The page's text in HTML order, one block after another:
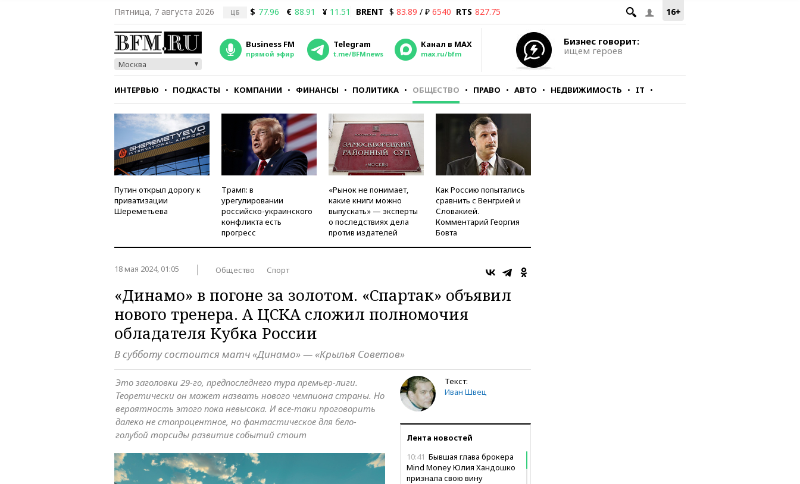
16+
Пятница, 7 августа 2026 ЦБ $ 77.96 € 88.91 ¥ 11.51 BRENT $ 83.89 / ₽ 6540 RTS 827.75
Москва
Business FM
прямой эфир
Telegram
t.me/BFMnews
Канал в MAX
max.ru/bfm
Бизнес говорит:
ищем героев
ИНТЕРВЬЮ ПОДКАСТЫ КОМПАНИИ ФИНАНСЫ ПОЛИТИКА ОБЩЕСТВО ПРАВО АВТО НЕДВИЖИМОСТЬ IT
СТИЛЬ ТЕСТЫ
Путин открыл дорогу к
приватизации
Шереметьева
Трамп: в
урегулировании
российско-украинского
конфликта есть
прогресс
«Рынок не понимает,
какие книги можно
выпускать» — эксперты
о последствиях дела
против издателей
Как Россию попытались
сравнить с Венгрией и
Словакией.
Комментарий Георгия
Бовта
18 мая 2024, 01:05 Общество Спорт
«Динамо» в погоне за золотом. «Спартак» объявил
нового тренера. А ЦСКА сложил полномочия
обладателя Кубка России
В субботу состоится матч «Динамо» — «Крылья Советов»
Текст:
Иван Швец
Лента новостей
10:41 Бывшая глава брокера
Mind Money Юлия Хандошко
признала свою вину
Это заголовки 29-го, предпоследнего тура премьер-лиги.
Теоретически он может назвать нового чемпиона страны. Но
вероятность этого пока невысока. И все-таки проговорить
далеко не стопроцентное, но фантастическое для бело-
голубой торсиды развитие событий стоит